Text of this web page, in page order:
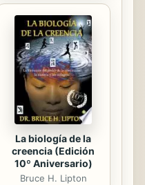
La biología de la
creencia (Edición
10º Aniversario)
Bruce H. Lipton